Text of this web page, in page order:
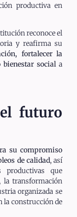
productiva en
reconoce el
y reafirma su
fortalecer la
sociala
futuro
su compromiso
de calidad, así
productivas que
la transformación
organizada se
la construcción de